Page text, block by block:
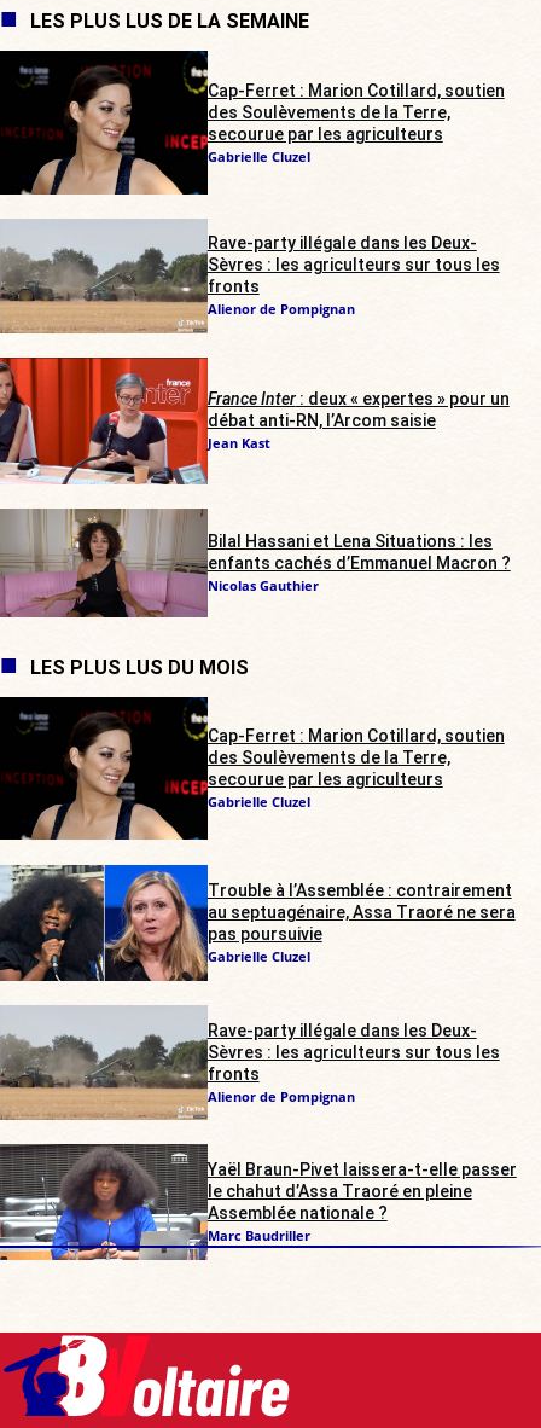
LES PLUS LUS DE LA SEMAINE
Cap-Ferret : Marion Cotillard, soutien
des Soulèvements de la Terre,
secourue par les agriculteurs
Gabrielle Cluzel
Rave-party illégale dans les Deux-
Sèvres : les agriculteurs sur tous les
fronts
Alienor de Pompignan
France Inter: deux « expertes » pour un
débat anti-RN, l’Arcom saisie
Jean Kast
Bilal Hassani et Lena Situations : les
enfants cachés d’Emmanuel Macron ?
Nicolas Gauthier
LES PLUS LUS DU MOIS
Cap-Ferret : Marion Cotillard, soutien
des Soulèvements de la Terre,
secourue par les agriculteurs
Gabrielle Cluzel
Trouble à l’Assemblée : contrairement
au septuagénaire, Assa Traoré ne sera
pas poursuivie
Gabrielle Cluzel
Rave-party illégale dans les Deux-
Sèvres : les agriculteurs sur tous les
fronts
Alienor de Pompignan
Yaël Braun-Pivet laissera-t-elle passer
le chahut d’Assa Traoré en pleine
Assemblée nationale ?
Marc Baudriller